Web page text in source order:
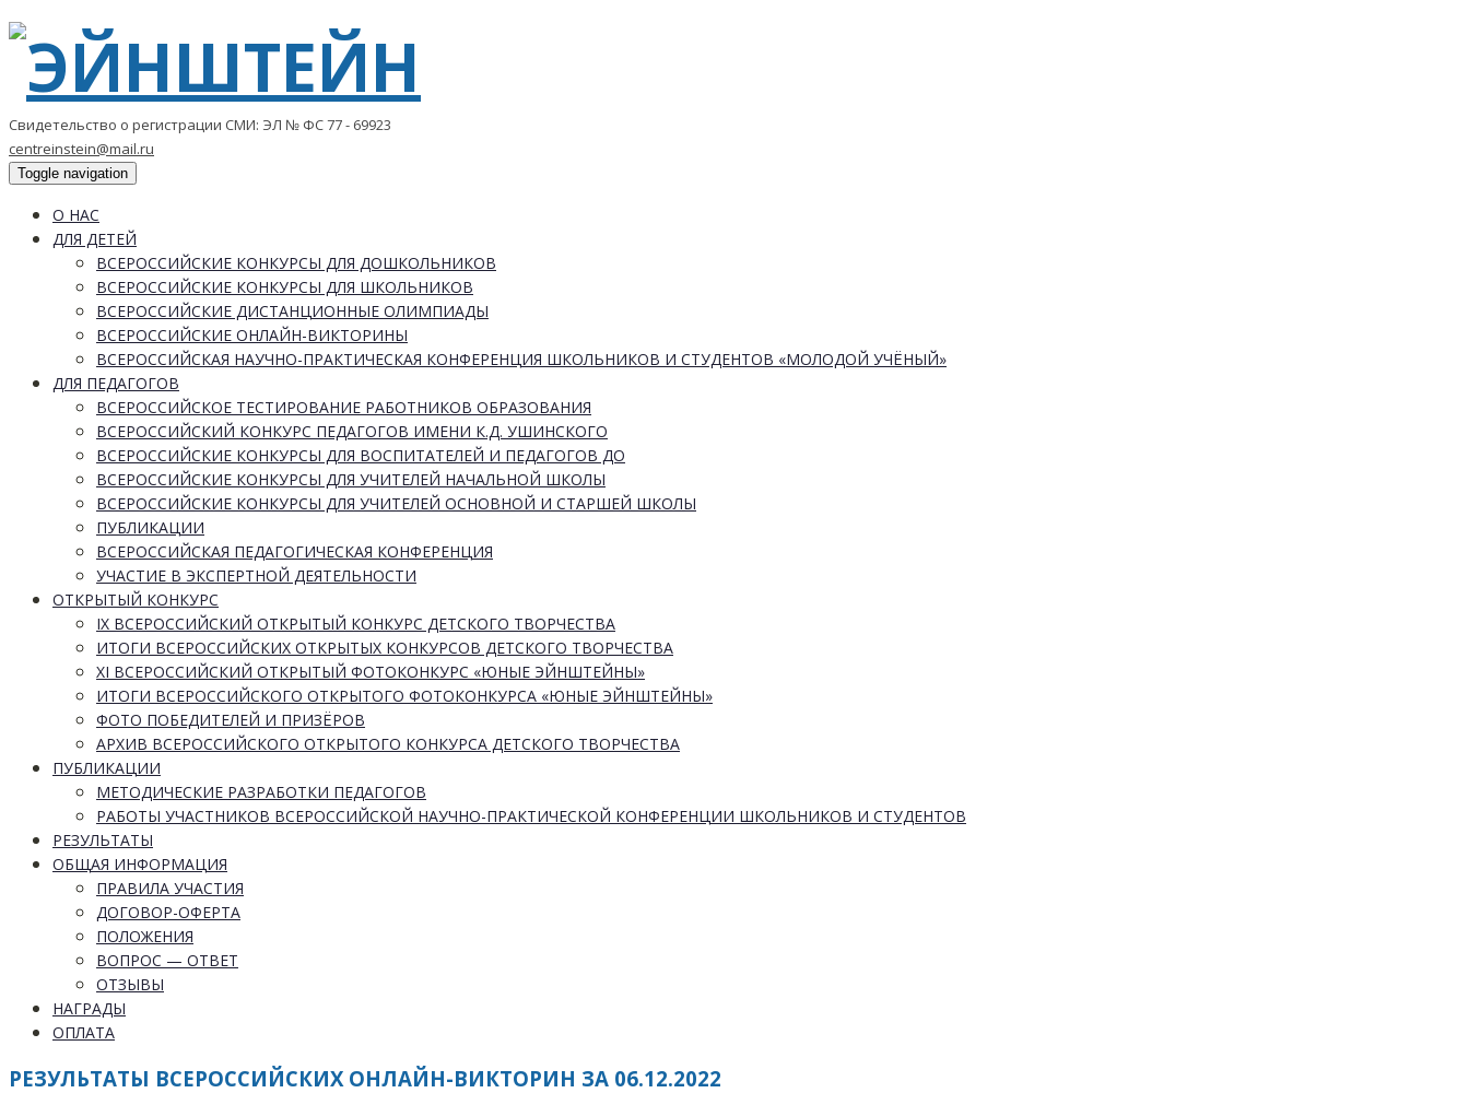
Свидетельство о регистрации СМИ: ЭЛ № ФС 77 - 69923
centreinstein@mail.ru
Toggle navigation
О НАС
ДЛЯ ДЕТЕЙ
ВСЕРОССИЙСКИЕ КОНКУРСЫ ДЛЯ ДОШКОЛЬНИКОВ
ВСЕРОССИЙСКИЕ КОНКУРСЫ ДЛЯ ШКОЛЬНИКОВ
ВСЕРОССИЙСКИЕ ДИСТАНЦИОННЫЕ ОЛИМПИАДЫ
ВСЕРОССИЙСКИЕ ОНЛАЙН-ВИКТОРИНЫ
ВСЕРОССИЙСКАЯ НАУЧНО-ПРАКТИЧЕСКАЯ КОНФЕРЕНЦИЯ ШКОЛЬНИКОВ И СТУДЕНТОВ «МОЛОДОЙ УЧЁНЫЙ»
ДЛЯ ПЕДАГОГОВ
ВСЕРОССИЙСКОЕ ТЕСТИРОВАНИЕ РАБОТНИКОВ ОБРАЗОВАНИЯ
ВСЕРОССИЙСКИЙ КОНКУРС ПЕДАГОГОВ ИМЕНИ К.Д. УШИНСКОГО
ВСЕРОССИЙСКИЕ КОНКУРСЫ ДЛЯ ВОСПИТАТЕЛЕЙ И ПЕДАГОГОВ ДО
ВСЕРОССИЙСКИЕ КОНКУРСЫ ДЛЯ УЧИТЕЛЕЙ НАЧАЛЬНОЙ ШКОЛЫ
ВСЕРОССИЙСКИЕ КОНКУРСЫ ДЛЯ УЧИТЕЛЕЙ ОСНОВНОЙ И СТАРШЕЙ ШКОЛЫ
ПУБЛИКАЦИИ
ВСЕРОССИЙСКАЯ ПЕДАГОГИЧЕСКАЯ КОНФЕРЕНЦИЯ
УЧАСТИЕ В ЭКСПЕРТНОЙ ДЕЯТЕЛЬНОСТИ
ОТКРЫТЫЙ КОНКУРС
IX ВСЕРОССИЙСКИЙ ОТКРЫТЫЙ КОНКУРС ДЕТСКОГО ТВОРЧЕСТВА
ИТОГИ ВСЕРОССИЙСКИХ ОТКРЫТЫХ КОНКУРСОВ ДЕТСКОГО ТВОРЧЕСТВА
XI ВСЕРОССИЙСКИЙ ОТКРЫТЫЙ ФОТОКОНКУРС «ЮНЫЕ ЭЙНШТЕЙНЫ»
ИТОГИ ВСЕРОССИЙСКОГО ОТКРЫТОГО ФОТОКОНКУРСА «ЮНЫЕ ЭЙНШТЕЙНЫ»
ФОТО ПОБЕДИТЕЛЕЙ И ПРИЗЁРОВ
АРХИВ ВСЕРОССИЙСКОГО ОТКРЫТОГО КОНКУРСА ДЕТСКОГО ТВОРЧЕСТВА
ПУБЛИКАЦИИ
МЕТОДИЧЕСКИЕ РАЗРАБОТКИ ПЕДАГОГОВ
РАБОТЫ УЧАСТНИКОВ ВСЕРОССИЙСКОЙ НАУЧНО-ПРАКТИЧЕСКОЙ КОНФЕРЕНЦИИ ШКОЛЬНИКОВ И СТУДЕНТОВ
РЕЗУЛЬТАТЫ
ОБЩАЯ ИНФОРМАЦИЯ
ПРАВИЛА УЧАСТИЯ
ДОГОВОР-ОФЕРТА
ПОЛОЖЕНИЯ
ВОПРОС — ОТВЕТ
ОТЗЫВЫ
НАГРАДЫ
ОПЛАТА
РЕЗУЛЬТАТЫ ВСЕРОССИЙСКИХ ОНЛАЙН-ВИКТОРИН ЗА 06.12.2022